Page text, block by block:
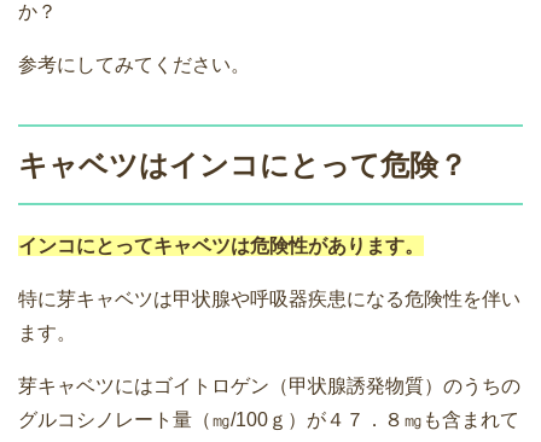
か？
参考にしてみてください。
キャベツはインコにとって危険？
インコにとってキャベツは危険性があります。
特に芽キャベツは甲状腺や呼吸器疾患になる危険性を伴い
ます。
芽キャベツにはゴイトロゲン（甲状腺誘発物質）のうちの
グルコシノレート量（㎎/100ｇ）が４７．８㎎も含まれて